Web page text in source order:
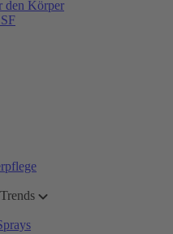
den Körper